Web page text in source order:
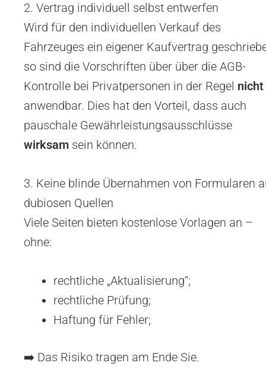
2. Vertrag individuell selbst entwerfen
Wird für den individuellen Verkauf des
Fahrzeuges ein eigener Kaufvertrag
so sind die Vorschriften über über die AGB-
Kontrolle bei Privatpersonen in der Regel nicht
anwendbar. Dies hat den Vorteil, dass auch
pauschale Gewährleistungsausschlüsse
wirksam sein können.
3. Keine blinde Übernahmen von Formularen
dubiosen Quellen
Viele Seiten bieten kostenlose Vorlagen an –
ohne:
rechtliche „Aktualisierung“;
rechtliche Prüfung;
Haftung für Fehler;
➡️ Das Risiko tragen am Ende Sie.